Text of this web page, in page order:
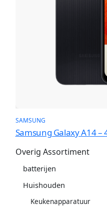
SAMSUNG
Samsung Galaxy A14 –
Overig Assortiment
batterijen
Huishouden
Keukenapparatuur